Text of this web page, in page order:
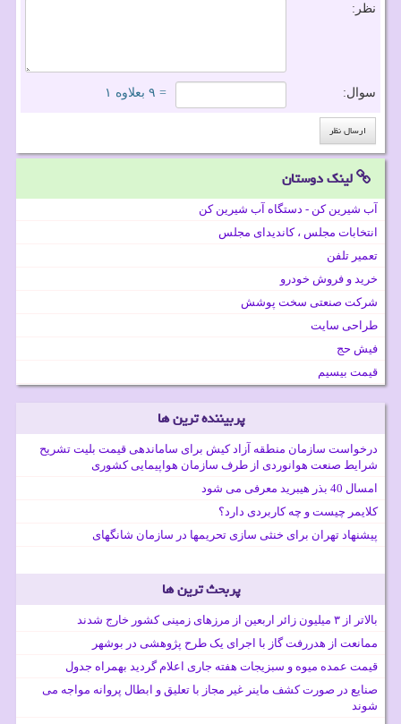
نظر:
سوال: = ۹ بعلاوه ۱
لینک دوستان
آب شیرین کن - دستگاه آب شیرین کن
انتخابات مجلس ، کاندیدای مجلس
تعمیر تلفن
خرید و فروش خودرو
شرکت صنعتی سخت پوشش
طراحی سایت
فیش حج
قیمت بیسیم
پربیننده ترین ها
درخواست سازمان منطقه آزاد کیش برای ساماندهی قیمت بلیت تشریح
شرایط صنعت هوانوردی از طرف سازمان هواپیمایی کشوری
امسال 40 بذر هیبرید معرفی می شود
کلایمر چیست و چه کاربردی دارد؟
پیشنهاد تهران برای خنثی سازی تحریمها در سازمان شانگهای
پربحث ترین ها
بالاتر از ۳ میلیون زائر اربعین از مرزهای زمینی کشور خارج شدند
ممانعت از هدررفت گاز با اجرای یک طرح پژوهشی در بوشهر
قیمت عمده میوه و سبزیجات هفته جاری اعلام گردید بهمراه جدول
صنایع در صورت کشف ماینر غیر مجاز با تعلیق و ابطال پروانه مواجه می
شوند